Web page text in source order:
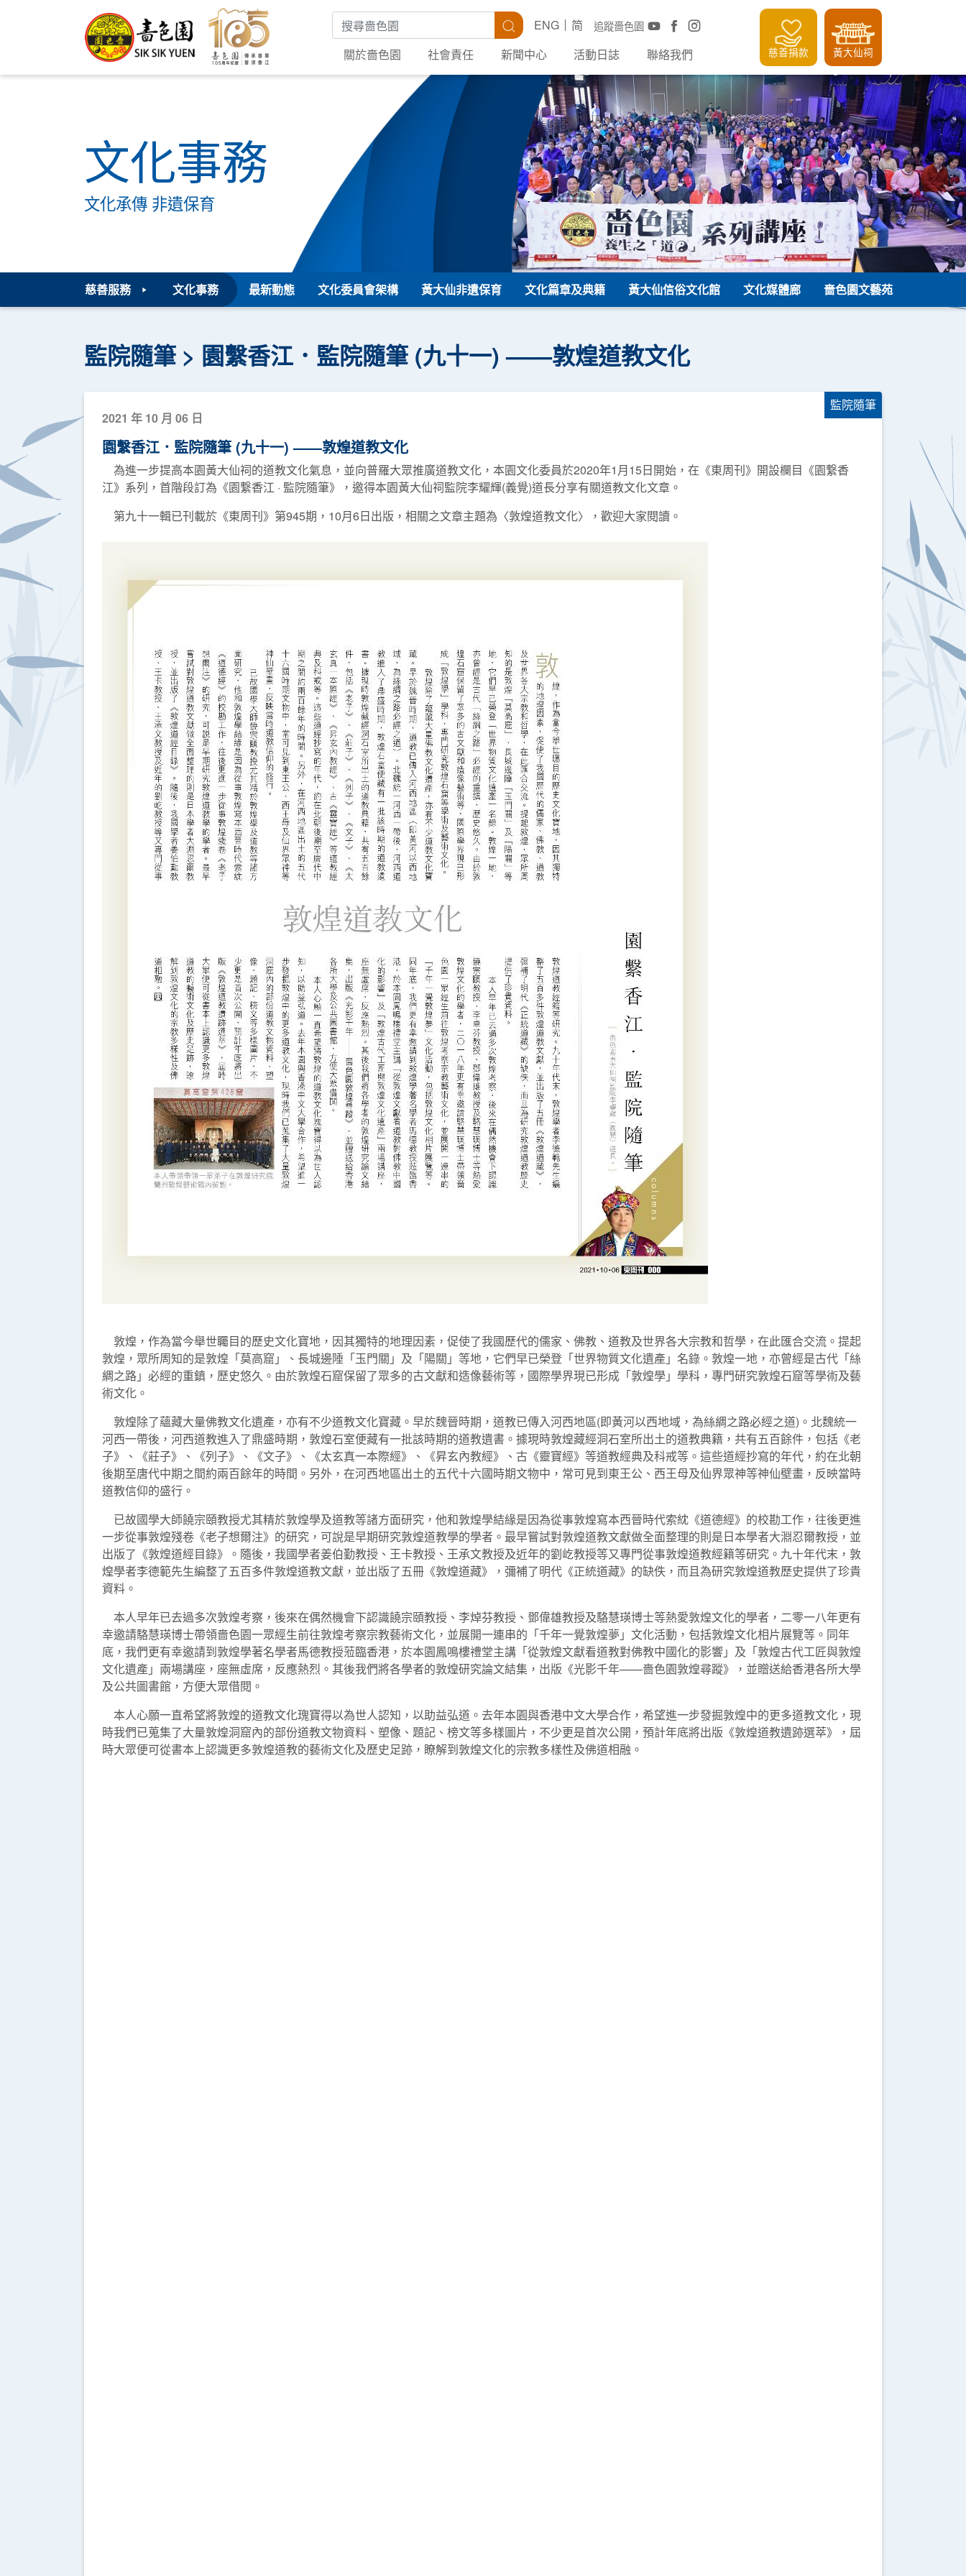
搜尋關鍵字 搜尋 追蹤嗇色園
ENG
简
關於嗇色園
社會責任 新聞中心 活動日誌 聯絡我們 慈善捐款 黃大仙祠
文化事務
文化承傳 非遺保育
慈善服務 文化事務 最新動態 文化委員會架構 黃大仙非遺保育 文化篇章及典籍 黃大仙信俗文化館 文化媒體廊 嗇色園文藝苑
監院隨筆 園繫香江．監院隨筆 (九十一) ——敦煌道教文化
監院隨筆
2021 年 10 月 06 日
園繫香江．監院隨筆 (九十一) ——敦煌道教文化
為進一步提高本園黃大仙祠的道教文化氣息，並向普羅大眾推廣道教文化，本園文化委員於2020年1月15日開始，在《東周刊》開設欄目《園繋香
江》系列，首階段訂為《園繋香江 · 監院隨筆》，邀得本園黃大仙祠監院李耀輝(義覺)道長分享有關道教文化文章。
第九十一輯已刊載於《東周刊》第945期，10月6日出版，相關之文章主題為〈敦煌道教文化〉，歡迎大家閱讀。
敦煌，作為當今舉世矚目的歷史文化寶地，因其獨特的地理因素，促使了我國歷代的儒家、佛教、道教及世界各大宗教和哲學，在此匯合交流。提起
敦煌，眾所周知的是敦煌「莫高窟」、長城邊陲「玉門關」及「陽關」等地，它們早已榮登「世界物質文化遺產」名錄。敦煌一地，亦曾經是古代「絲
綢之路」必經的重鎮，歷史悠久。由於敦煌石窟保留了眾多的古文獻和造像藝術等，國際學界現已形成「敦煌學」學科，專門研究敦煌石窟等學術及藝
術文化。
敦煌除了蘊藏大量佛教文化遺產，亦有不少道教文化寶藏。早於魏晉時期，道教已傳入河西地區(即黃河以西地域，為絲綢之路必經之道)。北魏統一
河西一帶後，河西道教進入了鼎盛時期，敦煌石室便藏有一批該時期的道教遺書。據現時敦煌藏經洞石室所出土的道教典籍，共有五百餘件，包括《老
子》、《莊子》、《列子》、《文子》、《太玄真一本際經》、《昇玄內教經》、古《靈寶經》等道教經典及科戒等。這些道經抄寫的年代，約在北朝
後期至唐代中期之間約兩百餘年的時間。另外，在河西地區出土的五代十六國時期文物中，常可見到東王公、西王母及仙界眾神等神仙壁畫，反映當時
道教信仰的盛行。
已故國學大師饒宗頤教授尤其精於敦煌學及道教等諸方面研究，他和敦煌學結緣是因為從事敦煌寫本西晉時代索紞《道德經》的校勘工作，往後更進
一步從事敦煌殘卷《老子想爾注》的研究，可說是早期研究敦煌道教學的學者。最早嘗試對敦煌道教文獻做全面整理的則是日本學者大淵忍爾教授，並
出版了《敦煌道經目錄》。隨後，我國學者姜伯勤教授、王卡教授、王承文教授及近年的劉屹教授等又專門從事敦煌道教經籍等研究。九十年代末，敦
煌學者李德範先生編整了五百多件敦煌道教文獻，並出版了五冊《敦煌道藏》，彌補了明代《正統道藏》的缺佚，而且為研究敦煌道教歷史提供了珍貴
資料。
本人早年已去過多次敦煌考察，後來在偶然機會下認識饒宗頤教授、李焯芬教授、鄧偉雄教授及駱慧瑛博士等熱愛敦煌文化的學者，二零一八年更有
幸邀請駱慧瑛博士帶領嗇色園一眾經生前往敦煌考察宗教藝術文化，並展開一連串的「千年一覺敦煌夢」文化活動，包括敦煌文化相片展覽等。同年
底，我們更有幸邀請到敦煌學著名學者馬德教授蒞臨香港，於本園鳳鳴樓禮堂主講「從敦煌文獻看道教對佛教中國化的影響」及「敦煌古代工匠與敦煌
文化遺產」兩場講座，座無虛席，反應熱烈。其後我們將各學者的敦煌研究論文結集，出版《光影千年——嗇色園敦煌尋蹤》，並贈送給香港各所大學
及公共圖書館，方便大眾借閱。
本人心願一直希望將敦煌的道教文化瑰寶得以為世人認知，以助益弘道。去年本園與香港中文大學合作，希望進一步發掘敦煌中的更多道教文化，現
時我們已蒐集了大量敦煌洞窟內的部份道教文物資料、塑像、題記、榜文等多樣圖片，不少更是首次公開，預計年底將出版《敦煌道教遺跡選萃》，屆
時大眾便可從書本上認識更多敦煌道教的藝術文化及歷史足跡，瞭解到敦煌文化的宗教多樣性及佛道相融。